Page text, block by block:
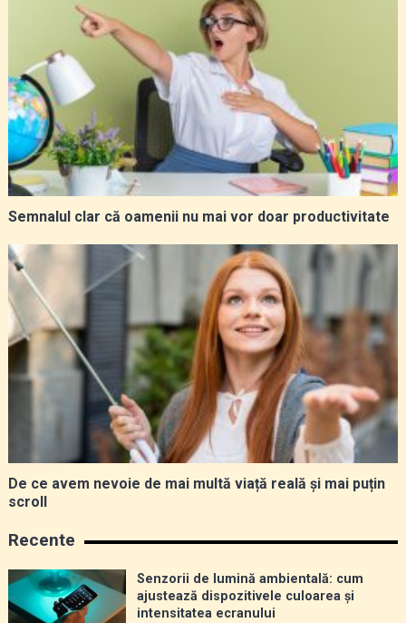
Semnalul clar că oamenii nu mai vor doar productivitate
De ce avem nevoie de mai multă viață reală și mai puțin
scroll
Recente
Senzorii de lumină ambientală: cum
ajustează dispozitivele culoarea și
intensitatea ecranului